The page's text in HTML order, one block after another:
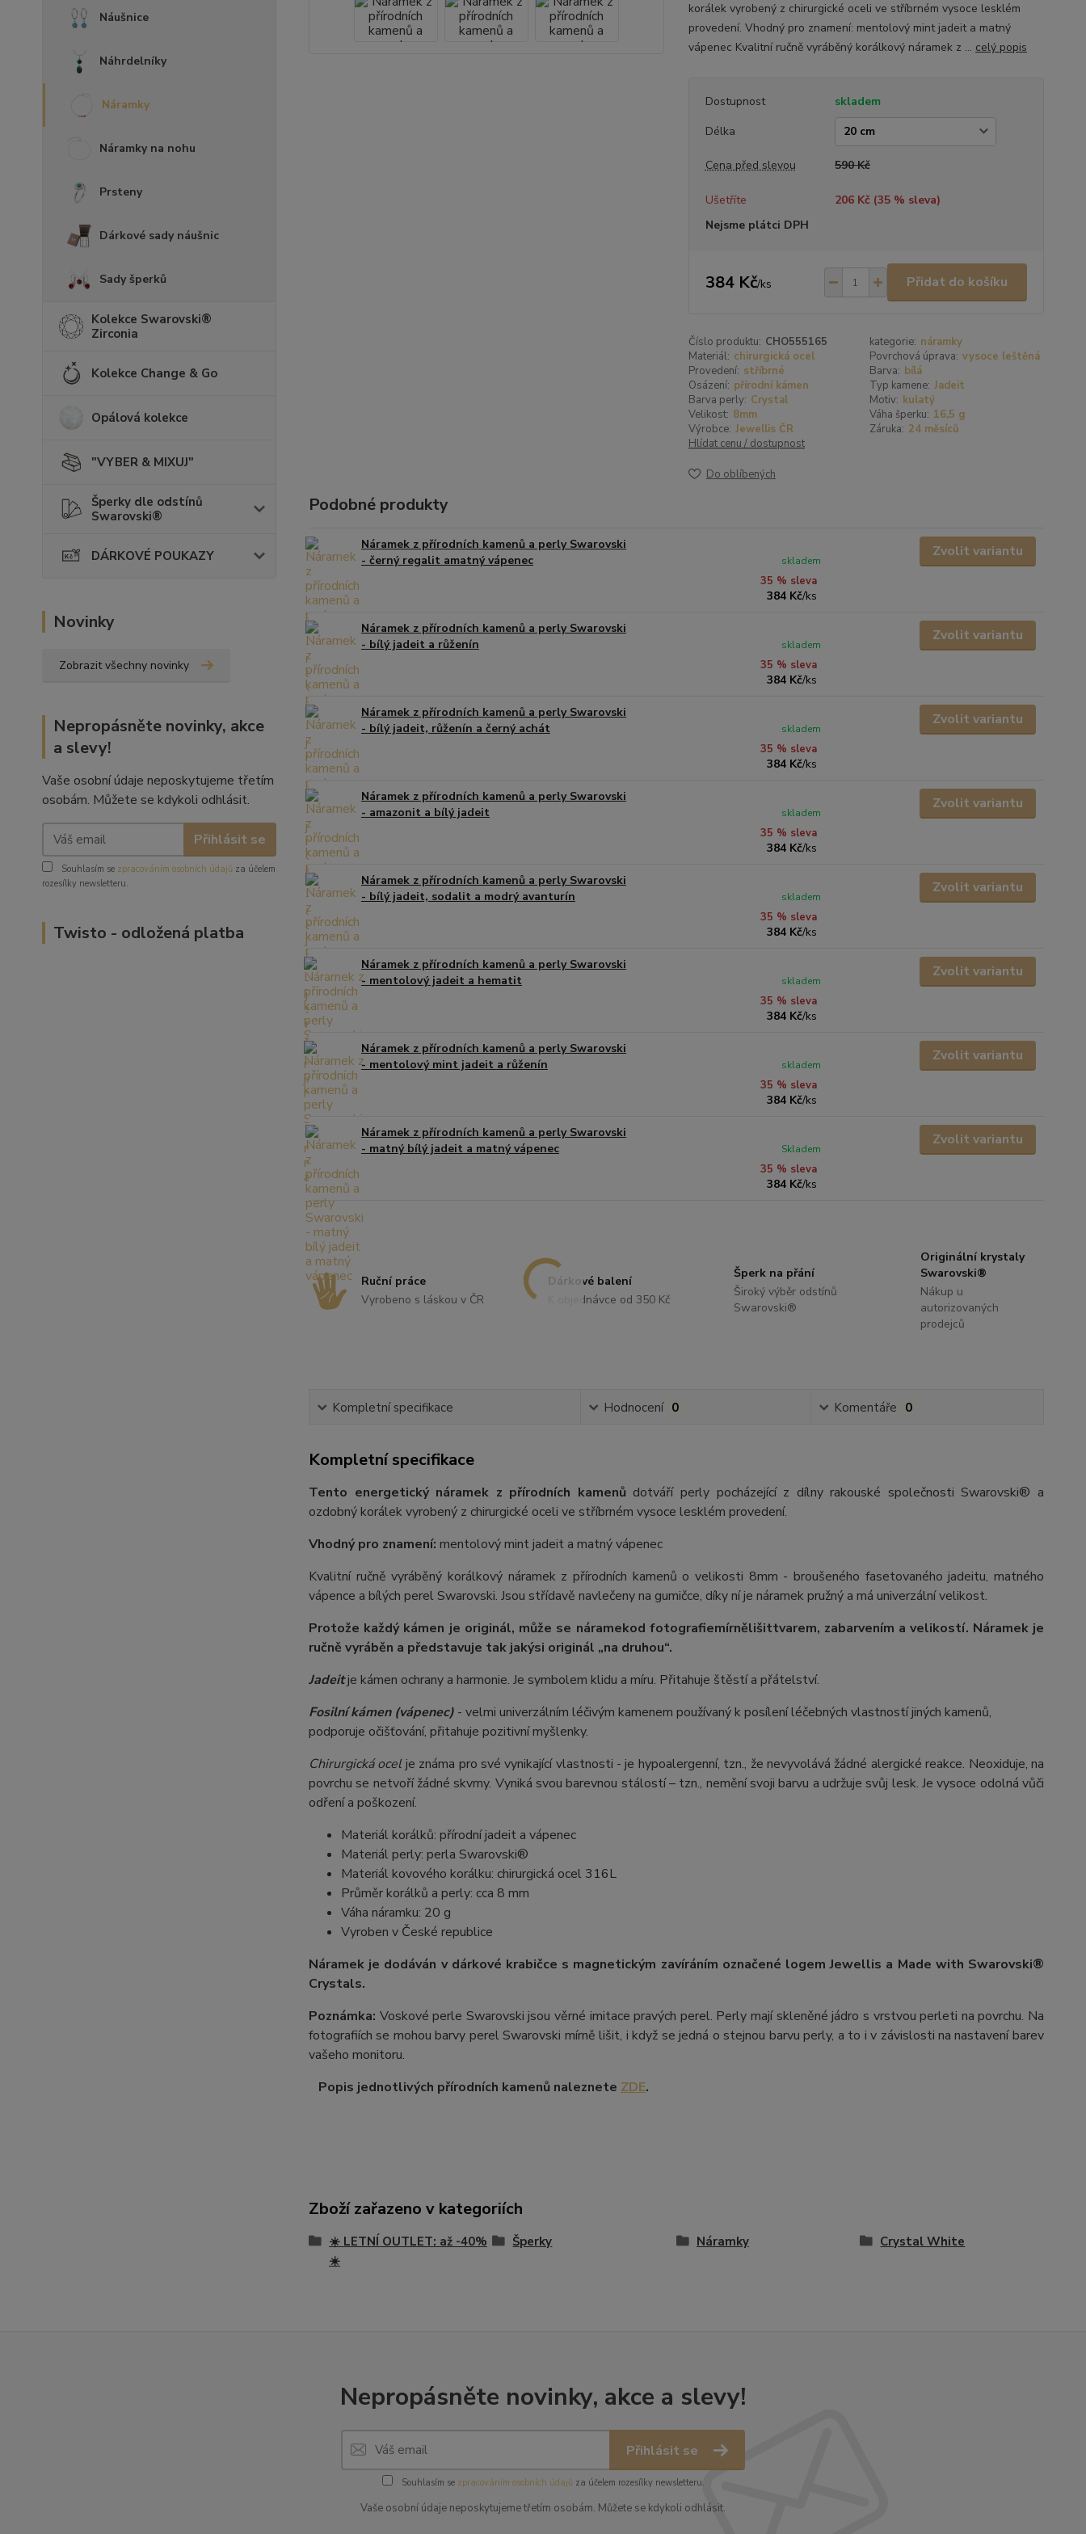
Náušnice
Náhrdelníky
Náramky
Náramky na nohu
Prsteny
Dárkové sady náušnic
Sady šperků
Kolekce Swarovski®
Zirconia
Kolekce Change & Go
Opálová kolekce
"VYBER & MIXUJ"
Šperky dle odstínů
Swarovski®
DÁRKOVÉ POUKAZY
Novinky
Zobrazit všechny novinky
Nepropásněte novinky, akce
a slevy!
Vaše osobní údaje neposkytujeme třetím
osobám. Můžete se kdykoli odhlásit.
Přihlásit se
Souhlasím se zpracováním osobních údajů za účelem
rozesílky newsletteru.
Twisto - odložená platba
korálek vyrobený z chirurgické oceli ve stříbrném vysoce lesklém
provedení. Vhodný pro znamení: mentolový mint jadeit a matný
vápenec Kvalitní ručně vyráběný korálkový náramek z ... celý popis
Dostupnost
skladem
Délka
Cena před slevou 590 Kč
Ušetříte 206 Kč (35% sleva)
Nejsme plátci DPH
384 Kč/ks Přidat do košíku
Číslo produktu: CHO555165 kategorie: náramky
Materiál: chirurgická ocel Povrchová úprava: vysoce leštěná
Provedení: stříbrné Barva: bílá
Osázení: přírodní kámen Typ kamene: Jadeit
Barva perly: Crystal Motiv: kulatý
Velikost: 8mm Váha šperku: 16,5 g
Výrobce: Jewellis ČR Záruka: 24 měsíců
Hlídat cenu / dostupnost
Do oblíbených
Podobné produkty
Náramek z přírodních kamenů a perly Swarovski
- černý regalit amatný vápenec
35 % sleva
384 Kč/ks
skladem
Zvolit variantu
Náramek z přírodních kamenů a perly Swarovski
- bílý jadeit a růženín
35 % sleva
384 Kč/ks
skladem
Zvolit variantu
Náramek z přírodních kamenů a perly Swarovski
- bílý jadeit, růženín a černý achát
35 % sleva
384 Kč/ks
skladem
Zvolit variantu
Náramek z přírodních kamenů a perly Swarovski
- amazonit a bílý jadeit
35 % sleva
384 Kč/ks
skladem
Zvolit variantu
Náramek z přírodních kamenů a perly Swarovski
- bílý jadeit, sodalit a modrý avanturín
35 % sleva
384 Kč/ks
skladem
Zvolit variantu
Náramek z přírodních kamenů a perly Swarovski
- mentolový jadeit a hematit
35 % sleva
384 Kč/ks
skladem
Zvolit variantu
Náramek z přírodních kamenů a perly Swarovski
- mentolový mint jadeit a růženín
35 % sleva
384 Kč/ks
skladem
Zvolit variantu
Náramek z přírodních kamenů a perly Swarovski
- matný bílý jadeit a matný vápenec
35 % sleva
384 Kč/ks
Skladem
Zvolit variantu
Ruční práce
Vyrobeno s láskou v ČR
Dárkové balení
K objednávce od 350 Kč
Šperk na přání
Široký výběr odstínů
Swarovski®
Originální krystaly
Swarovski®
Nákup u
autorizovaných
prodejců
Kompletní specifikace Hodnocení 0 Komentáře 0
Kompletní specifikace
Tento energetický náramek z přírodních kamenů dotváří perly pocházející z dílny rakouské společnosti Swarovski® a
ozdobný korálek vyrobený z chirurgické oceli ve stříbrném vysoce lesklém provedení.
Vhodný pro znamení: mentolový mint jadeit a matný vápenec
Kvalitní ručně vyráběný korálkový náramek z přírodních kamenů o velikosti 8mm - broušeného fasetovaného jadeitu, matného
vápence a bílých perel Swarovski. Jsou střídavě navlečeny na gumičce, díky ní je náramek pružný a má univerzální velikost.
Protože každý kámen je originál, může se náramekod fotografiemírnělišittvarem, zabarvením a velikostí. Náramek je
ručně vyráběn a představuje tak jakýsi originál „na druhou“.
Jadeitje kámen ochrany a harmonie. Je symbolem klidu a míru. Přitahuje štěstí a přátelství.
Fosilní kámen (vápenec)- velmi univerzálním léčivým kamenem používaný k posílení léčebných vlastností jiných kamenů,
podporuje očišťování, přitahuje pozitivní myšlenky.
Chirurgická ocel je známa pro své vynikající vlastnosti - je hypoalergenní, tzn., že nevyvolává žádné alergické reakce. Neoxiduje, na
povrchu se netvoří žádné skvrny. Vyniká svou barevnou stálostí – tzn., nemění svoji barvu a udržuje svůj lesk. Je vysoce odolná vůči
odření a poškození.
Materiál korálků: přírodní jadeit a vápenec
Materiál perly: perla Swarovski®
Materiál kovového korálku: chirurgická ocel 316L
Průměr korálků a perly: cca 8 mm
Váha náramku: 20 g
Vyroben v České republice
Náramek je dodáván v dárkové krabičce s magnetickým zavíráním označené logem Jewellis a Made with Swarovski®
Crystals.
Poznámka: Voskové perle Swarovski jsou věrné imitace pravých perel. Perly mají skleněné jádro s vrstvou perleti na povrchu. Na
fotografiích se mohou barvy perel Swarovski mírně lišit, i když se jedná o stejnou barvu perly, a to i v závislosti na nastavení barev
vašeho monitoru.
Popis jednotlivých přírodních kamenů naleznete ZDE.
Zboží zařazeno v kategoriích
☀️ LETNÍ OUTLET: až -40%
☀️
Šperky Náramky Crystal White
Nepropásněte novinky, akce a slevy!
Přihlásit se
Souhlasím se zpracováním osobních údajů za účelem rozesílky newsletteru.
Vaše osobní údaje neposkytujeme třetím osobám. Můžete se kdykoli odhlásit.